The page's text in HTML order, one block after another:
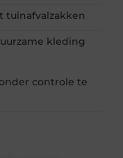
tuinafvalzakken
kleding
controle te